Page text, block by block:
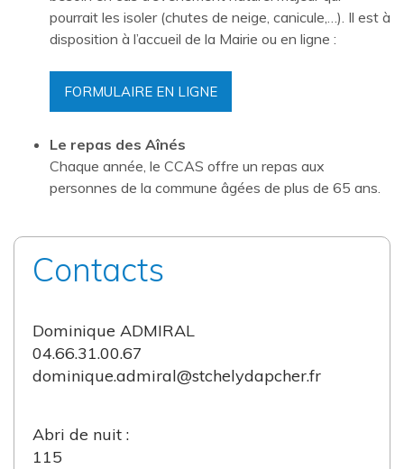
pourrait les isoler (chutes de neige, canicule,…). Il est à
disposition à l’accueil de la Mairie ou en ligne :
FORMULAIRE EN LIGNE
Le repas des Aînés
Chaque année, le CCAS offre un repas aux
personnes de la commune âgées de plus de 65 ans.
Contacts
Dominique ADMIRAL
04.66.31.00.67
dominique.admiral@stchelydapcher.fr
Abri de nuit :
115